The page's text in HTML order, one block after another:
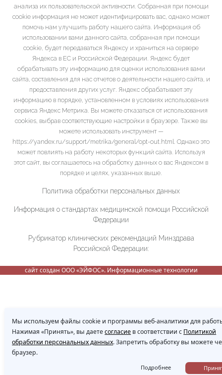
анализа их пользовательской активности. Собранная при помощи
cookie информация не может идентифицировать вас, однако может
помочь нам улучшить работу нашего сайта. Информация об
использовании вами данного сайта, собранная при помощи
cookie, будет передаваться Яндексу и храниться на сервере
Яндекса в ЕС и Российской Федерации. Яндекс будет
обрабатывать эту информацию для оценки использования вами
сайта, составления для нас отчетов о деятельности нашего сайта, и
предоставления других услуг. Яндекс обрабатывает эту
информацию в порядке, установленном в условиях использования
сервиса Яндекс Метрика. Вы можете отказаться от использования
cookies, выбрав соответствующие настройки в браузере. Также вы
можете использовать инструмент —
https://yandex.ru/support/metrika/general/opt-out.html. Однако это
может повлиять на работу некоторых функций сайта. Используя
этот сайт, вы соглашаетесь на обработку данных о вас Яндексом в
порядке и целях, указанных выше.
Политика обработки персональных данных
Информация о стандартах медицинской помощи Российской
Федерации
Рубрикатор клинических рекомендаций Минздрава
Российской Федерации:
сайт создан ООО «ЭЙФОС». Информационные технологии
Мы используем файлы cookie и программы веб-аналитики для
Нажимая «Принять», вы даетесогласие в соответствии с Политикой
обработки персональных данных. Запретить обработку вы можете
браузер.
Подробнее